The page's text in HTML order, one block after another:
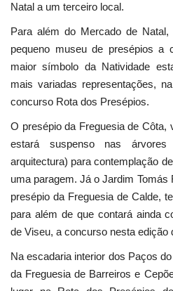
Natal a um terceiro local.
Para além do Mercado de
pequeno museu de presépios a
maior símbolo da Natividade
mais variadas representações,
concurso Rota dos Presépios.
O presépio da Freguesia de Côta,
estará suspenso nas
arquitectura) para contemplação
uma paragem. Já o Jardim Tomás
presépio da Freguesia de Calde,
para além de que contará ainda
de Viseu, a concurso nesta edição
Na escadaria interior dos Paços
da Freguesia de Barreiros e